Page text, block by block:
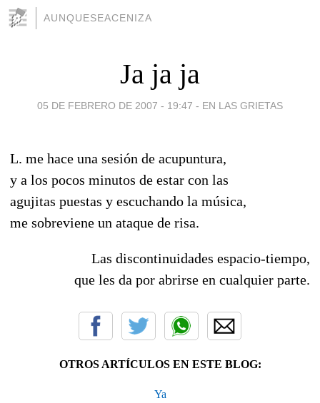
AUNQUESEACENIZA
Ja ja ja
05 DE FEBRERO DE 2007 - 19:47 - EN LAS GRIETAS
L. me hace una sesión de acupuntura,
y a los pocos minutos de estar con las
agujitas puestas y escuchando la música,
me sobreviene un ataque de risa.
Las discontinuidades espacio-tiempo,
que les da por abrirse en cualquier parte.
OTROS ARTÍCULOS EN ESTE BLOG:
Ya